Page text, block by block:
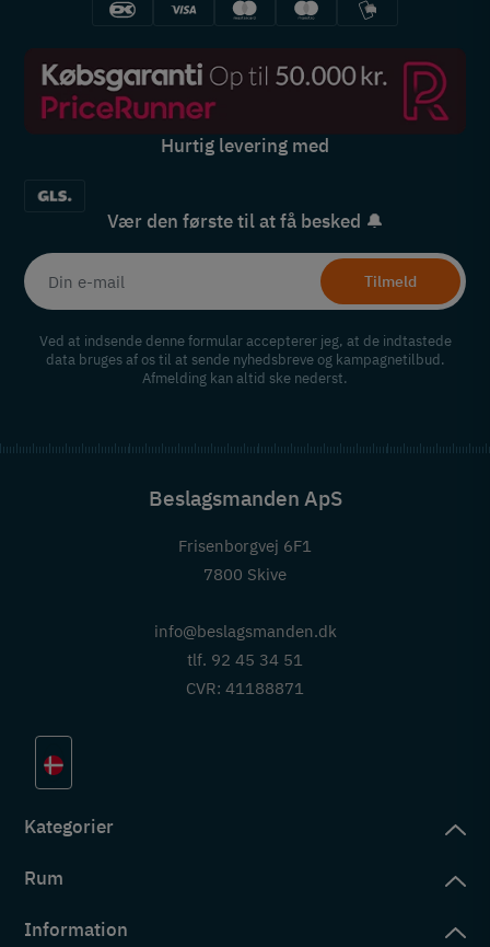
Hurtig levering med
Vær den første til at få besked 🔔
Tilmeld
Ved at indsende denne formular accepterer jeg, at de indtastede
data bruges af os til at sende nyhedsbreve og kampagnetilbud.
Afmelding kan altid ske nederst.
Beslagsmanden ApS
Frisenborgvej 6F1
7800 Skive
info@beslagsmanden.dk
tlf. 92 45 34 51
CVR: 41188871
Kategorier
Rum
Information